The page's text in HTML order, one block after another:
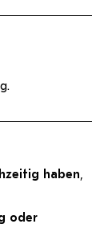
haben,
oder